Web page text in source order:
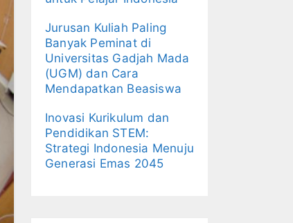
Jurusan Kuliah Paling
Banyak Peminat di
Universitas Gadjah Mada
(UGM) dan Cara
Mendapatkan Beasiswa
Inovasi Kurikulum dan
Pendidikan STEM:
Strategi Indonesia Menuju
Generasi Emas 2045